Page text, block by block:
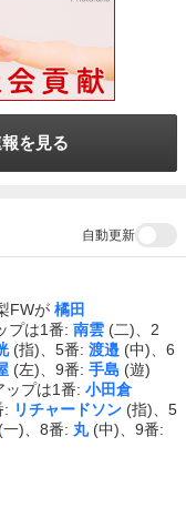
を見る
自動更新
FWが 橘田
プは1番: 南雲 (二)、2
(指)、5番: 渡邉 (中)、6
(左)、9番: 手島 (遊)
ップは1番: 小田倉
: リチャードソン (指)、5
(一)、8番: 丸 (中)、9番: